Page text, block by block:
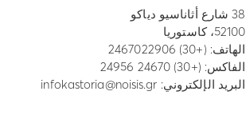
38 شارع أثاناسيو دياكو
52100، كاستوريا
الهاتف: (+30) 2467022906
الفاكس: (+30) 24670 24956
البريد الإلكتروني: infokastoria@noisis.gr